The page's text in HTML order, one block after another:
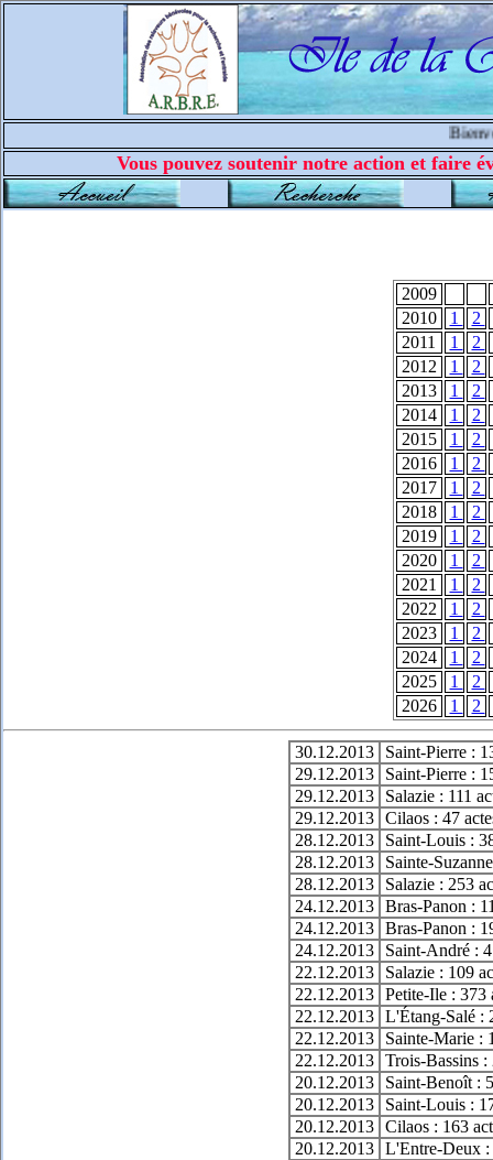
Vous pouvez soutenir notre action et faire
2009
2010
1
2
2011
1
2
2012
1
2
2013
1
2
2014
1
2
2015
1
2
2016
1
2
2017
1
2
2018
1
2
2019
1
2
2020
1
2
2021
1
2
2022
1
2
2023
1
2
2024
1
2
2025
1
2
2026
1 2
30.12.2013
Saint-Pierre :
29.12.2013
Saint-Pierre :
29.12.2013
Salazie : 111
29.12.2013 Cilaos : 47
28.12.2013
Saint-Louis :
28.12.2013
Sainte-
28.12.2013
Salazie : 253
24.12.2013 Bras-Panon :
24.12.2013 Bras-Panon :
24.12.2013
Saint-André :
22.12.2013
Salazie : 109
22.12.2013 Petite-Ile : 373
22.12.2013 L'Étang-Salé :
22.12.2013
Sainte-Marie :
22.12.2013 Trois-Bassins
20.12.2013
Saint-Benoît :
20.12.2013
Saint-Louis :
20.12.2013 Cilaos : 163
20.12.2013 L'Entre-Deux :